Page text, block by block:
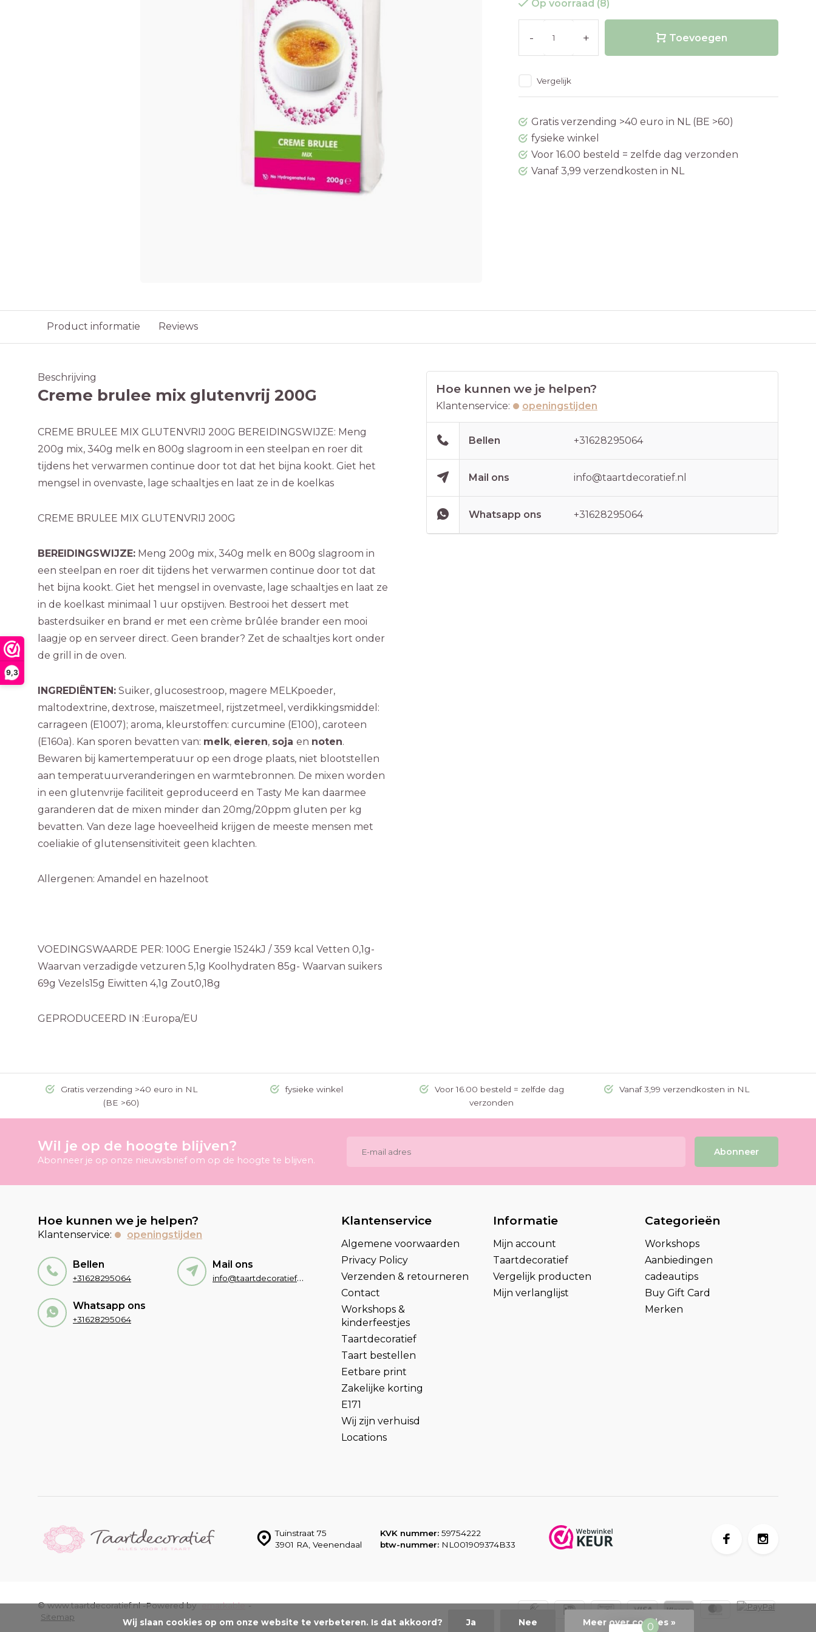
9,3
Op voorraad (8)
- + Toevoegen
Vergelijk
Gratis verzending >40 euro in NL (BE >60)
fysieke winkel
Voor 16.00 besteld = zelfde dag verzonden
Vanaf 3,99 verzendkosten in NL
Product informatie Reviews
Beschrijving
Creme brulee mix glutenvrij 200G
CREME BRULEE MIX GLUTENVRIJ 200G BEREIDINGSWIJZE: Meng
200g mix, 340g melk en 800g slagroom in een steelpan en roer dit
tijdens het verwarmen continue door tot dat het bijna kookt. Giet het
mengsel in ovenvaste, lage schaaltjes en laat ze in de koelkas
CREME BRULEE MIX GLUTENVRIJ 200G
BEREIDINGSWIJZE: Meng 200g mix, 340g melk en 800g slagroom in
een steelpan en roer dit tijdens het verwarmen continue door tot dat
het bijna kookt. Giet het mengsel in ovenvaste, lage schaaltjes en laat ze
in de koelkast minimaal 1 uur opstijven. Bestrooi het dessert met
basterdsuiker en brand er met een crème brûlée brander een mooi
laagje op en serveer direct. Geen brander? Zet de schaaltjes kort onder
de grill in de oven.
INGREDIËNTEN: Suiker, glucosestroop, magere MELKpoeder,
maltodextrine, dextrose, maïszetmeel, rijstzetmeel, verdikkingsmiddel:
carrageen (E1007); aroma, kleurstoffen: curcumine (E100), caroteen
(E160a). Kan sporen bevatten van: melk, eieren, soja en noten.
Bewaren bij kamertemperatuur op een droge plaats, niet blootstellen
aan temperatuurveranderingen en warmtebronnen. De mixen worden
in een glutenvrije faciliteit geproduceerd en Tasty Me kan daarmee
garanderen dat de mixen minder dan 20mg/20ppm gluten per kg
bevatten. Van deze lage hoeveelheid krijgen de meeste mensen met
coeliakie of glutensensitiviteit geen klachten.
Allergenen: Amandel en hazelnoot
VOEDINGSWAARDE PER: 100G Energie 1524kJ / 359 kcal Vetten 0,1g-
Waarvan verzadigde vetzuren 5,1g Koolhydraten 85g- Waarvan suikers
69g Vezels15g Eiwitten 4,1g Zout0,18g
GEPRODUCEERD IN :Europa/EU
Hoe kunnen we je helpen?
Klantenservice: openingstijden
Bellen +31628295064
Mail ons info@taartdecoratief.nl
Whatsapp ons +31628295064
Gratis verzending >40 euro in NL
(BE >60)
fysieke winkel
Voor 16.00 besteld = zelfde dag
verzonden
Vanaf 3,99 verzendkosten in NL
Wil je op de hoogte blijven?
Abonneer je op onze nieuwsbrief om op de hoogte te blijven.
Abonneer
Hoe kunnen we je helpen?
Klantenservice: openingstijden
Bellen
+31628295064
Mail ons
info@taartdecoratief.nl
Whatsapp ons
+31628295064
Klantenservice
Algemene voorwaarden
Privacy Policy
Verzenden & retourneren
Contact
Workshops &
kinderfeestjes
Taartdecoratief
Taart bestellen
Eetbare print
Zakelijke korting
E171
Wij zijn verhuisd
Locations
Informatie
Mijn account
Taartdecoratief
Vergelijk producten
Mijn verlanglijst
Categorieën
Workshops
Aanbiedingen
cadeautips
Buy Gift Card
Merken
Tuinstraat 75
3901 RA, Veenendaal
KVK nummer: 59754222
btw-nummer: NL001909374B33
© www.taartdecoratief.nl -Powered by emarkable -
Sitemap
Wij slaan cookies op om onze website te verbeteren. Is dat akkoord? Ja Nee Meer over cookies »
0